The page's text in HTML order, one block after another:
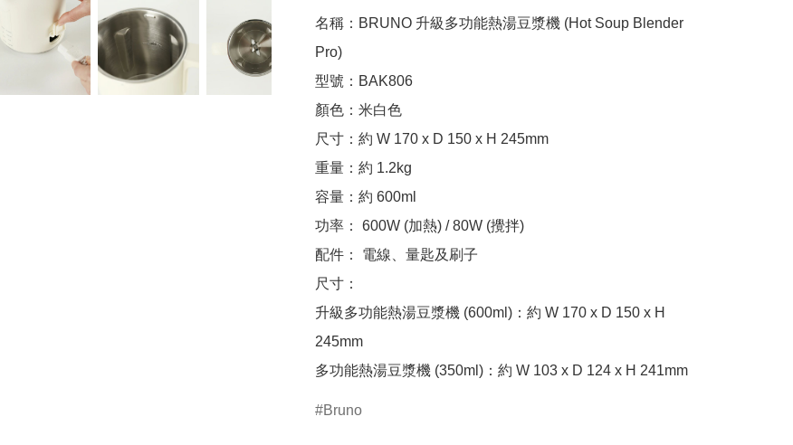
名稱：BRUNO 升級多功能熱湯豆漿機 (Hot Soup Blender
Pro)
型號：BAK806
顏色：米白色
尺寸：約 W 170 x D 150 x H 245mm
重量：約 1.2kg
容量：約 600ml
功率： 600W (加熱) / 80W (攪拌)
配件： 電線、量匙及刷子
尺寸：
升級多功能熱湯豆漿機 (600ml)：約 W 170 x D 150 x H
245mm
多功能熱湯豆漿機 (350ml)：約 W 103 x D 124 x H 241mm
Bruno